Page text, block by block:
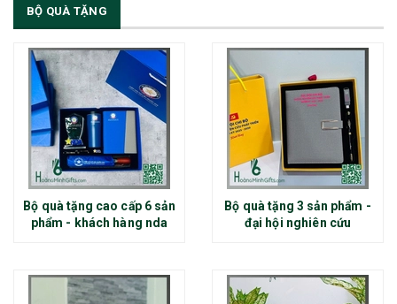
BỘ QUÀ TẶNG
Bộ quà tặng cao cấp 6 sản
phẩm - khách hàng nda
Bộ quà tặng 3 sản phẩm -
đại hội nghiên cứu